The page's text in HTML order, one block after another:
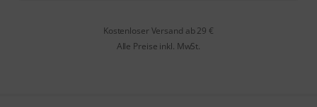
Kostenloser Versand ab 29 €
Alle Preise inkl. MwSt.